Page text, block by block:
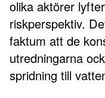
olika aktörer
riskperspektiv.
faktum att de
utredningarna
spridning till